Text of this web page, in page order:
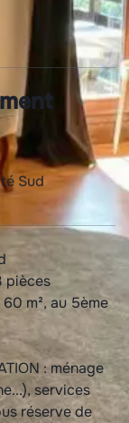
Sud
pièces
m², au 5ème
: ménage
services
réserve de